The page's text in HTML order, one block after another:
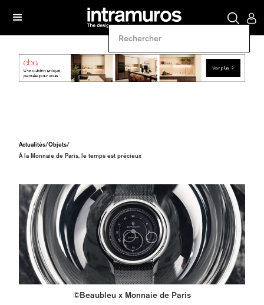
Actualités/Objets/
À la Monnaie de Paris, le temps est précieux
©Beaubleu x Monnaie de Paris